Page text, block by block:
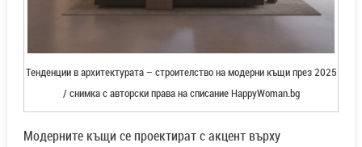
Тенденции в архитектурата – строителство на модерни къщи през 2025
/ снимка с авторски права на списание HappyWoman.bg
Модерните къщи се проектират с акцент върху